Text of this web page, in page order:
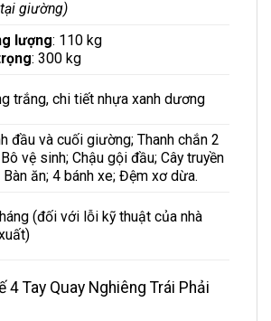
giường)
lượng: 110 kg
: 300 kg
trắng, chi tiết nhựa xanh dương
đầu và cuối giường; Thanh chắn 2
vệ sinh; Chậu gội đầu; Cây truyền
Bàn ăn; 4 bánh xe; Đệm xơ dừa.
(đối với lỗi kỹ thuật của nhà